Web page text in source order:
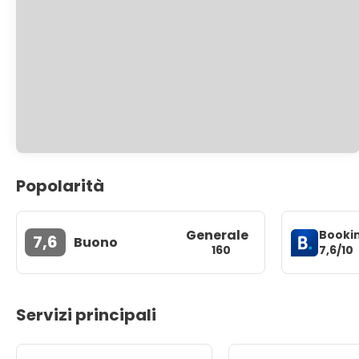
Popolarità
7,6 Buono Generale
160
7,6/10
Servizi principali